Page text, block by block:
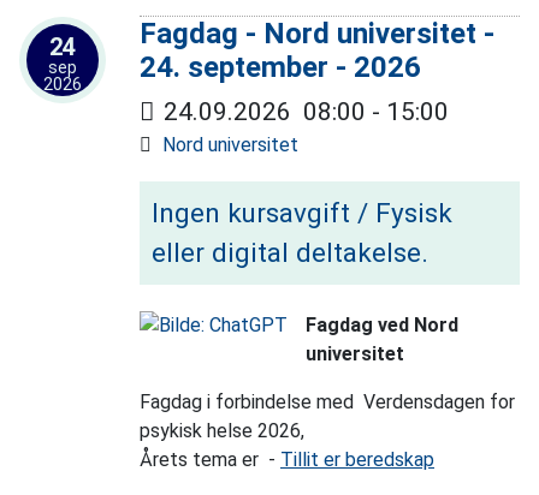
24
sep
2026
Fagdag - Nord universitet -
24. september - 2026
24.09.2026 08:00 - 15:00
Nord universitet
Ingen kursavgift / Fysisk
eller digital deltakelse.
Fagdag ved Nord
universitet
Fagdag i forbindelse med Verdensdagen for
psykisk helse 2026,
Årets tema er - Tillit er beredskap